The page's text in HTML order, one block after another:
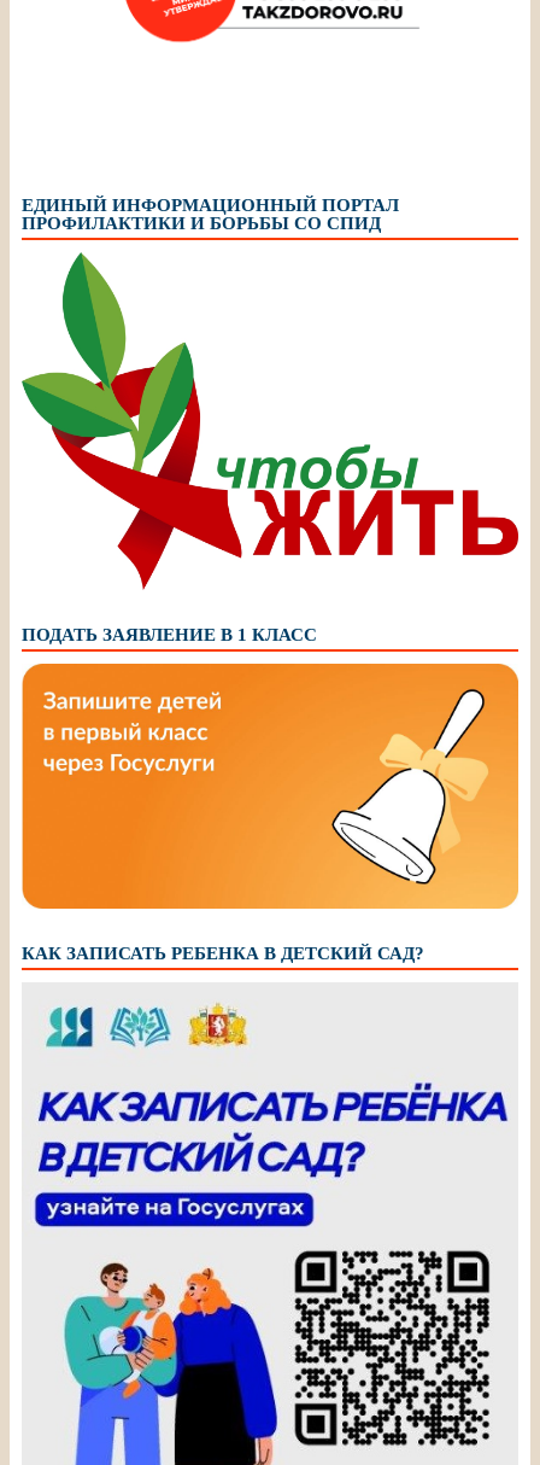
ЕДИНЫЙ ИНФОРМАЦИОННЫЙ ПОРТАЛ
ПРОФИЛАКТИКИ И БОРЬБЫ СО СПИД
ПОДАТЬ ЗАЯВЛЕНИЕ В 1 КЛАСС
КАК ЗАПИСАТЬ РЕБЕНКА В ДЕТСКИЙ САД?